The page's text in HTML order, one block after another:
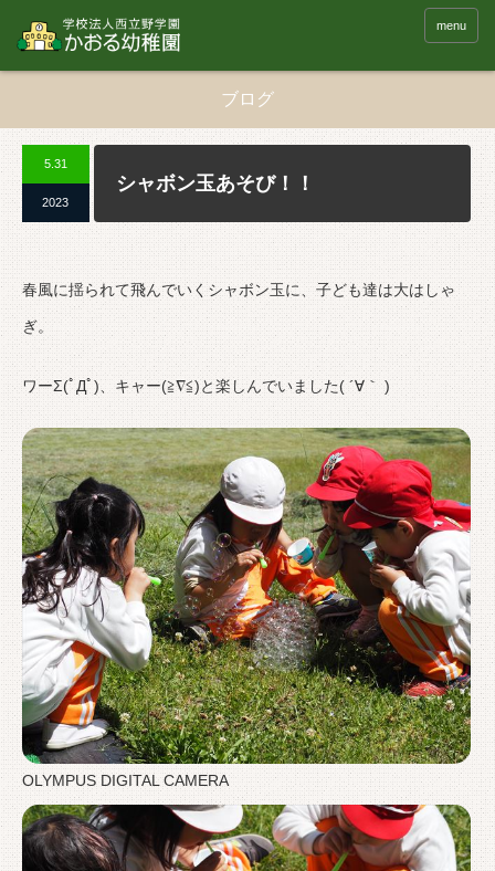
menu
ブログ
5.31
2023
シャボン玉あそび！！
春風に揺られて飛んでいくシャボン玉に、子ども達は大はしゃ
ぎ。
ワーΣ(ﾟДﾟ)、キャー(≧∇≦)と楽しんでいました( ´∀｀ )
OLYMPUS DIGITAL CAMERA